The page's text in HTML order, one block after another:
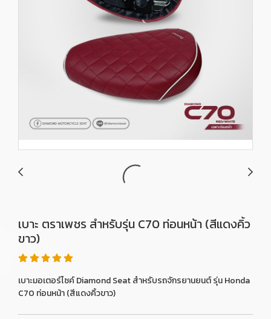
เบาะ ตราเพชร สำหรับรุ่น C70 ท่อนหน้า (สีแดงคิ้ว
ขาว)
เบาะมอเตอร์ไซค์ Diamond Seat สำหรับรถจักรยานยนต์ รุ่น Honda
C70 ท่อนหน้า (สีแดงคิ้วขาว)